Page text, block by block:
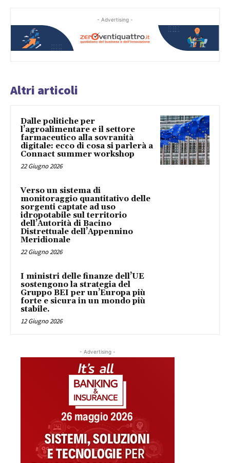
- Advertising -
Altri articoli
Dalle politiche per
l’agroalimentare e il settore
farmaceutico alla sovranità
digitale: ecco di cosa si parlerà a
Connact summer workshop
22 Giugno 2026
Verso un sistema di
monitoraggio quantitativo delle
sorgenti captate ad uso
idropotabile sul territorio
dell’Autorità di Bacino
Distrettuale dell’Appennino
Meridionale
22 Giugno 2026
I ministri delle finanze dell’UE
sostengono la strategia del
Gruppo BEI per un’Europa più
forte e sicura in un mondo più
stabile.
12 Giugno 2026
- Advertising -